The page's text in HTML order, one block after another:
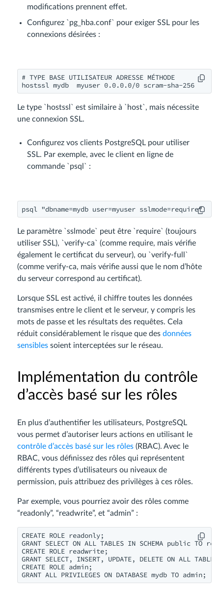
modifications prennent effet.
Configurez `pg_hba.conf` pour exiger SSL pour les
connexions désirées :
# TYPE BASE UTILISATEUR ADRESSE MÉTHODE
Le type `hostssl` est similaire à `host`, mais nécessite
une connexion SSL.
Configurez vos clients PostgreSQL pour utiliser
SSL. Par exemple, avec le client en ligne de
commande `psql` :
Le paramètre `sslmode` peut être `require` (toujours
utiliser SSL), `verify-ca` (comme require, mais vérifie
également le certificat du serveur), ou `verify-full`
(comme verify-ca, mais vérifie aussi que le nom d’hôte
du serveur correspond au certificat).
Lorsque SSL est activé, il chiffre toutes les données
transmises entre le client et le serveur, y compris les
mots de passe et les résultats des requêtes. Cela
réduit considérablement le risque que des données
sensibles soient interceptées sur le réseau.
Implémentation du contrôle
d’accès basé sur les rôles
En plus d’authentifier les utilisateurs, PostgreSQL
vous permet d’autoriser leurs actions en utilisant le
contrôle d’accès basé sur les rôles (RBAC). Avec le
RBAC, vous définissez des rôles qui représentent
différents types d’utilisateurs ou niveaux de
permission, puis attribuez des privilèges à ces rôles.
Par exemple, vous pourriez avoir des rôles comme
“readonly”, “readwrite”, et “admin” :
CREATE ROLE readonly;
GRANT SELECT ON ALL TABLES IN SCHEMA public TO
CREATE ROLE readwrite;
GRANT SELECT, INSERT, UPDATE, DELETE ON ALL
CREATE ROLE admin;